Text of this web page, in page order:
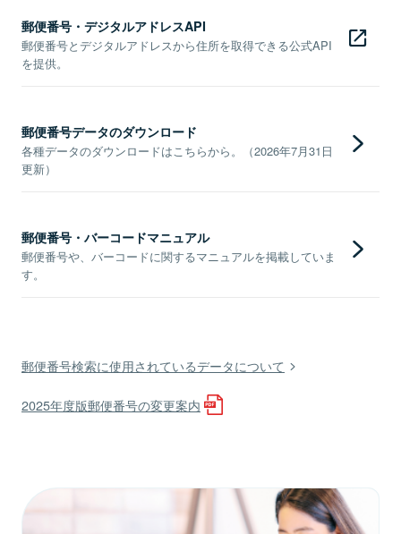
郵便番号・デジタルアドレスAPI
郵便番号とデジタルアドレスから住所を取得できる公式API
を提供。
郵便番号データのダウンロード
各種データのダウンロードはこちらから。（2026年7月31日
更新）
郵便番号・バーコードマニュアル
郵便番号や、バーコードに関するマニュアルを掲載していま
す。
郵便番号検索に使用されているデータについて
2025年度版郵便番号の変更案内